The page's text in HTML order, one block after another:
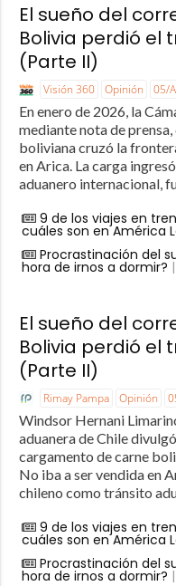
El sueño del
Bolivia perdió el
(Parte II)
Visión 360 Opinión 05/
En enero de 2026, la
mediante nota de
boliviana cruzó la
en Arica. La carga
aduanero internacional,
9 de los viajes en
cuáles son en América
Procrastinación del
hora de irnos a dormir?
El sueño del
Bolivia perdió el
(Parte II)
Rimay Pampa Opinión
Windsor Hernani
aduanera de Chile
cargamento de carne
No iba a ser vendida en
chileno como tránsito
9 de los viajes en
cuáles son en América
Procrastinación del
hora de irnos a dormir?